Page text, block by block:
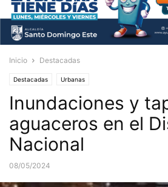
Inicio Destacadas
Destacadas Urbanas
Inundaciones y
aguaceros en el
Nacional
08/05/2024